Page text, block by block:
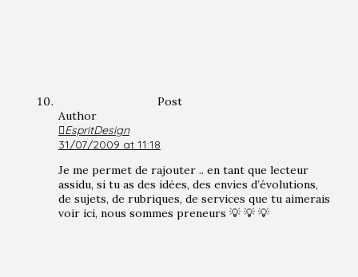
Post
Author
EspritDesign
31/07/2009 at 11:18
Je me permet de rajouter .. en tant que lecteur
assidu, si tu as des idées, des envies d’évolutions,
de sujets, de rubriques, de services que tu aimerais
voir ici, nous sommes preneurs 💡 💡 💡